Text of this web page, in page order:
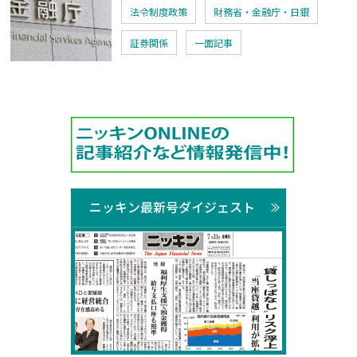
法令制度政策 財務省・金融庁・日銀
証券関係 一面記事
ニッキン最新号ダイジェスト